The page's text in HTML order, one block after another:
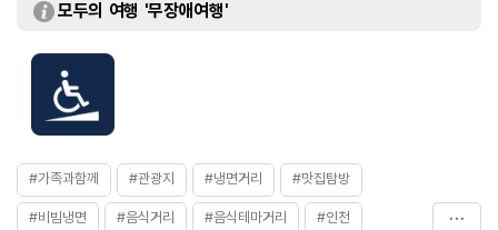
모두의 여행 '무장애여행'
#가족과함께 #관광지 #냉면거리 #맛집탐방
#비빔냉면 #음식거리 #음식테마거리 #인천